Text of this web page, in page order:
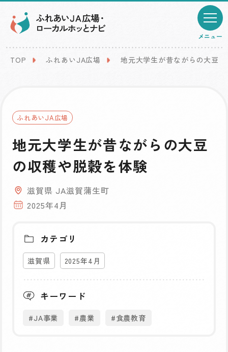
メニュー
TOP ふれあいJA広場 地元大学生が昔ながらの大豆
ふれあいJA広場
地元大学生が昔ながらの大豆
の収穫や脱穀を体験
滋賀県 JA滋賀蒲生町
2025年4月
カテゴリ
滋賀県 2025年4月
キーワード
#JA事業 #農業 #食農教育